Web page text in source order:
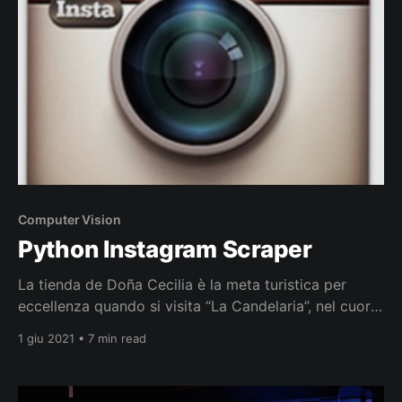
facciali 🙂 😉 , che permettono
Computer Vision
Python Instagram Scraper
La tienda de Doña Cecilia è la meta turistica per
eccellenza quando si visita “La Candelaria”, nel cuore
attività la sua tienda ha visto migliaia di studenti
location per riprese cinematografiche.
1 giu 2021 • 7 min read